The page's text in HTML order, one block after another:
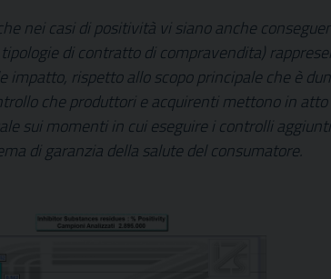
nei casi di positività vi siano anche
di contratto di compravendita)
impatto, rispetto allo scopo principale che è
che produttori e acquirenti mettono in
sui momenti in cui eseguire i controlli
di garanzia della salute del consumatore.